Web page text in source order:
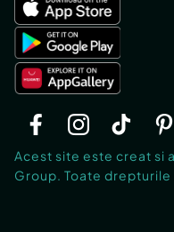
Acest site este creat si
Group. Toate